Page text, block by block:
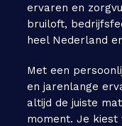
ervaren en
bruiloft,
heel Nederland
Met een
en jarenlange
altijd de juiste
moment. Je